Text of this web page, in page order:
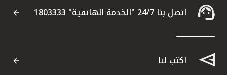
اتصل بنا 24/7 "الخدمة الهاتفية" 1803333
اكتب لنا